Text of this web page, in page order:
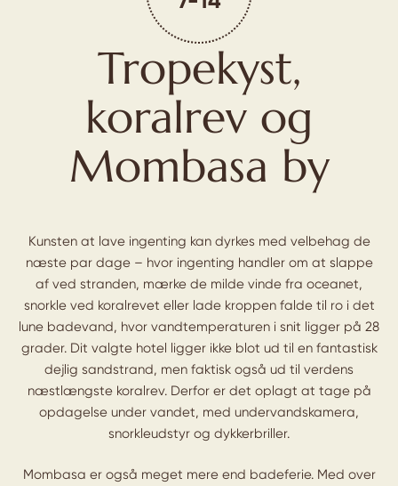
Tropekyst,
koralrev og
Mombasa by
Kunsten at lave ingenting kan dyrkes med velbehag de
næste par dage – hvor ingenting handler om at slappe
af ved stranden, mærke de milde vinde fra oceanet,
snorkle ved koralrevet eller lade kroppen falde til ro i det
lune badevand, hvor vandtemperaturen i snit ligger på 28
grader. Dit valgte hotel ligger ikke blot ud til en fantastisk
dejlig sandstrand, men faktisk også ud til verdens
næstlængste koralrev. Derfor er det oplagt at tage på
opdagelse under vandet, med undervandskamera,
snorkleudstyr og dykkerbriller.
Mombasa er også meget mere end badeferie. Med over